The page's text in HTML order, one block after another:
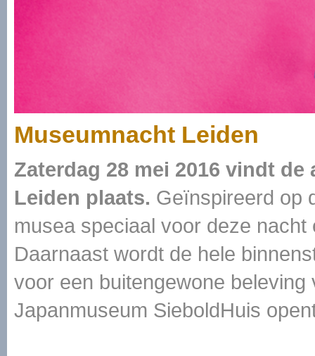
Museumnacht Leiden
Zaterdag 28 mei 2016 vindt
Leiden plaats. Geïnspireerd op
musea speciaal voor deze
Daarnaast wordt de hele
voor een buitengewone
Japanmuseum SieboldHuis